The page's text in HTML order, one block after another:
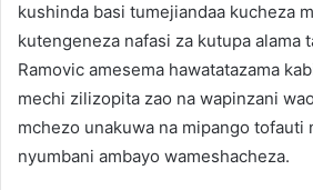
kushinda basi tumejiandaa kucheza
kutengeneza nafasi za kutupa alama
Ramovic amesema hawatatazama
mechi zilizopita zao na wapinzani
mchezo unakuwa na mipango tofauti
nyumbani ambayo wameshacheza.